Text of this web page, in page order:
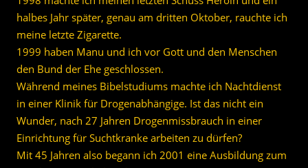
halbes Jahr später, genau am dritten Oktober, rauchte ich
meine letzte Zigarette.
1999 haben Manu und ich vor Gott und den Menschen
den Bund der Ehe geschlossen.
Während meines Bibelstudiums machte ich Nachtdienst
in einer Klinik für Drogenabhängige. Ist das nicht ein
Wunder, nach 27 Jahren Drogenmissbrauch in einer
Einrichtung für Suchtkranke arbeiten zu dürfen?
Mit 45 Jahren also begann ich 2001 eine Ausbildung zum